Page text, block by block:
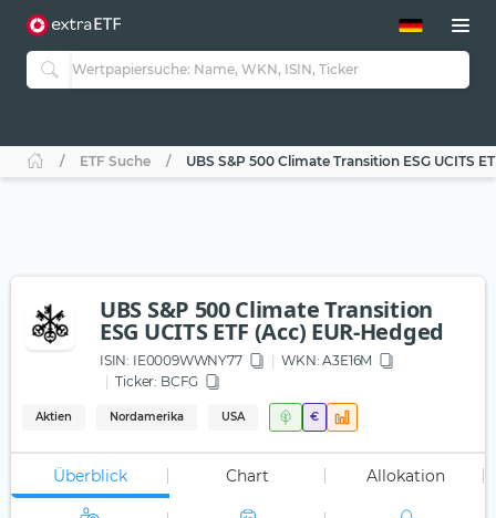
ETF-Guide 2.0
Guide Aktive ETFs
ETF-Sparpläne
ETF Suche UBS S&P 500 Climate Transition ESG UCITS
UBS S&P 500 Climate Transition
ESG UCITS ETF (Acc) EUR-Hedged
ISIN: IE0009WWNY77 WKN: A3E16M
Ticker: BCFG
Aktien Nordamerika USA €
Überblick Chart Allokation